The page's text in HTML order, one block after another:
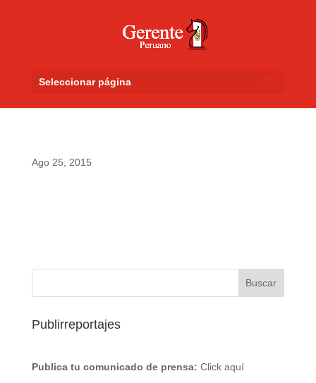
Seleccionar página
Ago 25, 2015
Publirreportajes
Publica tu comunicado de prensa: Click aquí